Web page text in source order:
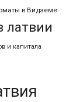
в Видземе
латвии
и капитала